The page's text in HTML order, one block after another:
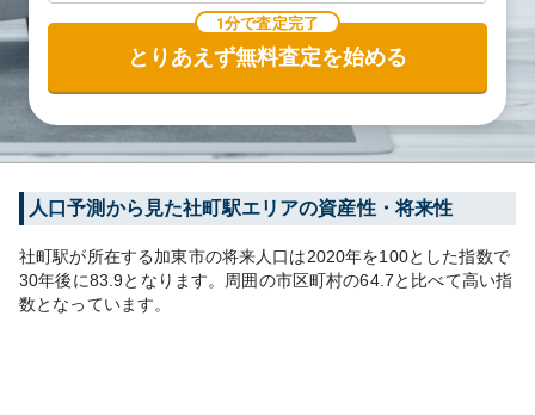
1分で査定完了
とりあえず無料査定を始める
人口予測から見た社町駅エリアの資産性・将来性
社町駅が所在する加東市の将来人口は2020年を100とした指数で
30年後に83.9となります。 周囲の市区町村の64.7と比べて高い指
数となっています。